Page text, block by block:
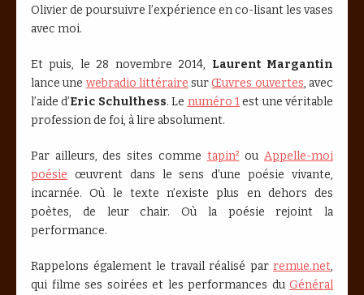
Olivier de poursuivre l’expérience en co-lisant les vases
avec moi.
Et puis, le 28 novembre 2014, Laurent Margantin
lance une webradio littéraire surŒuvres ouvertes, avec
l’aide d’Eric Schulthess. Le numéro 1est une véritable
profession de foi, à lire absolument.
Par ailleurs, des sites comme tapin² ouAppelle-moi
poésie œuvrent dans le sens d’une poésie vivante,
incarnée. Où le texte n’existe plus en dehors des
poètes, de leur chair. Où la poésie rejoint la
performance.
Rappelons également le travail réalisé par remue.net,
qui filme ses soirées et les performances du Général